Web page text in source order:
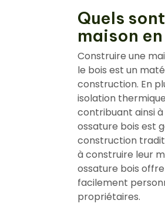
Quels
maison
Construire une
le bois est un
construction. En
isolation
contribuant ainsi à
ossature bois est
construction
à construire leur
ossature bois
facilement
propriétaires.